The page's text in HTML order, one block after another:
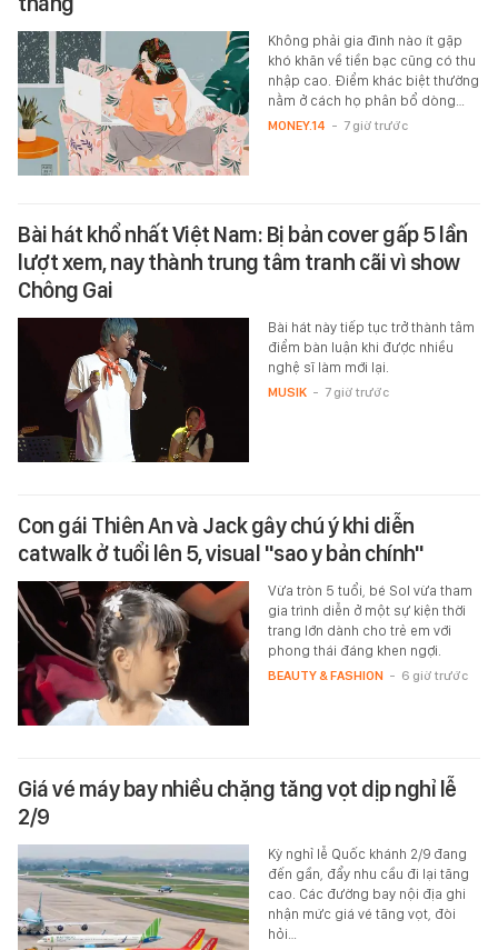
Không phải gia đình nào ít gặp
khó khăn về tiền bạc cũng có thu
nhập cao. Điểm khác biệt thường
nằm ở cách họ phân bổ dòng…
MONEY.14 - 7 giờ trước
Bài hát khổ nhất Việt Nam: Bị bản cover gấp 5 lần
lượt xem, nay thành trung tâm tranh cãi vì show
Chông Gai
Bài hát này tiếp tục trở thành tâm
điểm bàn luận khi được nhiều
nghệ sĩ làm mới lại.
MUSIK - 7 giờ trước
Con gái Thiên An và Jack gây chú ý khi diễn
catwalk ở tuổi lên 5, visual "sao y bản chính"
Vừa tròn 5 tuổi, bé Sol vừa tham
gia trình diễn ở một sự kiện thời
trang lớn dành cho trẻ em với
phong thái đáng khen ngợi.
BEAUTY & FASHION - 6 giờ trước
Giá vé máy bay nhiều chặng tăng vọt dịp nghỉ lễ
2/9
Kỳ nghỉ lễ Quốc khánh 2/9 đang
đến gần, đẩy nhu cầu đi lại tăng
cao. Các đường bay nội địa ghi
nhận mức giá vé tăng vọt, đòi
hỏi…